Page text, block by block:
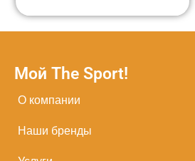
Мой The Sport!
О компании
Наши бренды